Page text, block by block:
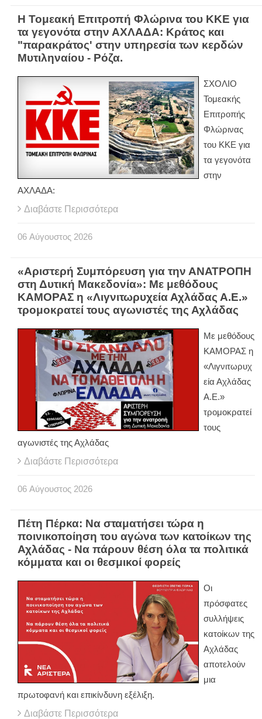
Η Τομεακή Επιτροπή Φλώρινα του ΚΚΕ για
τα γεγονότα στην ΑΧΛΑΔΑ: Κράτος και
"παρακράτος' στην υπηρεσία των κερδών
Μυτιληναίου - Ρόζα.
ΣΧΟΛΙΟ
Τομεακής
Επιτροπής
Φλώρινας
του ΚΚΕ για
τα γεγονότα
στην
ΑΧΛΑΔΑ:
Διαβάστε Περισσότερα
06 Αύγουστος 2026
«Αριστερή Συμπόρευση για την ΑΝΑΤΡΟΠΗ
στη Δυτική Μακεδονία»: Με μεθόδους
ΚΑΜΟΡΑΣ η «Λιγνιτωρυχεία Αχλάδας Α.Ε.»
τρομοκρατεί τους αγωνιστές της Αχλάδας
Με μεθόδους
ΚΑΜΟΡΑΣ η
«Λιγνιτωρυχ
εία Αχλάδας
Α.Ε.»
τρομοκρατεί
τους
αγωνιστές της Αχλάδας
Διαβάστε Περισσότερα
06 Αύγουστος 2026
Πέτη Πέρκα: Να σταματήσει τώρα η
ποινικοποίηση του αγώνα των κατοίκων της
Αχλάδας - Να πάρουν θέση όλα τα πολιτικά
κόμματα και οι θεσμικοί φορείς
Οι
πρόσφατες
συλλήψεις
κατοίκων της
Αχλάδας
αποτελούν
μια
πρωτοφανή και επικίνδυνη εξέλιξη.
Διαβάστε Περισσότερα